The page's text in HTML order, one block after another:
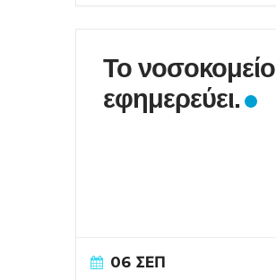
Το νοσοκομείο
εφημερεύει.
06 ΣΕΠ